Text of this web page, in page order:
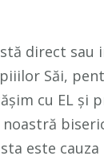
direct sau
Săi,
cu EL și
este